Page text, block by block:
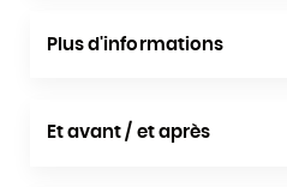
Plus d'informations
Et avant / et après